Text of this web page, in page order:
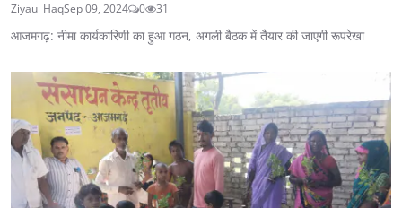
Ziyaul HaqSep 09, 2024 0 31
आजमगढ़: नीमा कार्यकारिणी का हुआ गठन, अगली बैठक में तैयार की जाएगी रूपरेखा